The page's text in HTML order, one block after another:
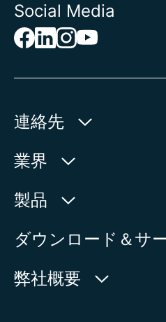
Social Media
連絡先
AUMA Riester
Aumastr. 1
地図上に表示
電話:+49 7631 809 - 0
業界
水利産業
電力
製造部門
製品
製品検索
ダウンロード＆サ
myAUMA
弊社概要